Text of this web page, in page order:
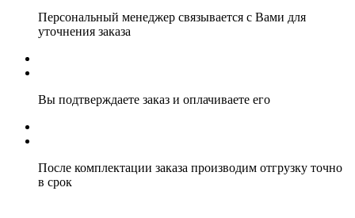
Персональный менеджер связывается с Вами для
уточнения заказа
Вы подтверждаете заказ и оплачиваете его
После комплектации заказа производим отгрузку точно
в срок